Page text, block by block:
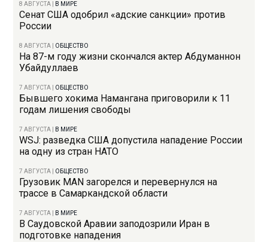
8 АВГУСТА В МИРЕ
Сенат США одобрил «адские санкции» против
России
8 АВГУСТА ОБЩЕСТВО
На 87-м году жизни скончался актер Абдуманнон
Убайдуллаев
7 АВГУСТА ОБЩЕСТВО
Бывшего хокима Намангана приговорили к 11
годам лишения свободы
7 АВГУСТА В МИРЕ
WSJ: разведка США допустила нападение России
на одну из стран НАТО
7 АВГУСТА ОБЩЕСТВО
Грузовик MAN загорелся и перевернулся на
трассе в Самаркандской области
7 АВГУСТА В МИРЕ
В Саудовской Аравии заподозрили Иран в
подготовке нападения